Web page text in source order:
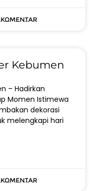
komentar
Kebumen
– Hadirkan
Momen Istimewa
dekorasi
melengkapi hari
komentar